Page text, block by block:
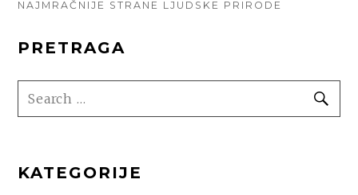
NAJMRAČNIJE STRANE LJUDSKE PRIRODE
PRETRAGA
SEARCH
FOR:
KATEGORIJE